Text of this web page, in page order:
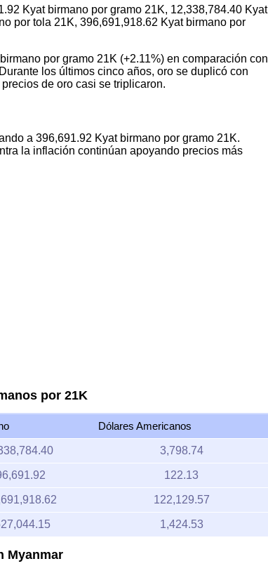
Kyat birmano por gramo 21K, 12,338,784.40 Kyat
por tola 21K, 396,691,918.62 Kyat birmano por
por gramo 21K (+2.11%) en comparación con
los últimos cinco años, oro se duplicó con
de oro casi se triplicaron.
a 396,691.92 Kyat birmano por gramo 21K.
la inflación continúan apoyando precios más
por 21K
Dólares Americanos
3,798.74
122.13
122,129.57
1,424.53
Myanmar